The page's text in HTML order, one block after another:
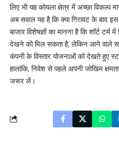
लिए भी यह कोयला क्षेत्र में अच्छा विकल्प
अब सवाल यह है कि क्या गिरावट के बाद
बाजार विशेषज्ञों का मानना है कि शॉर्ट
देखने को मिल सकता है, लेकिन आने वाले
कंपनी के विस्तार योजनाओं को देखते हुए
हालांकि, निवेश से पहले अपनी जोखिम
जरूर लें।